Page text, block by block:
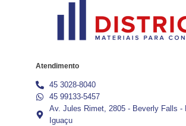
Atendimento
45 3028-8040
45 99133-5457
Av. Jules Rimet, 2805 - Beverly Falls -
Iguaçu